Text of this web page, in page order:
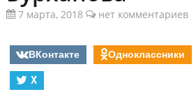
7 марта, 2018 нет комментариев
ВКонтакте Одноклассники
X